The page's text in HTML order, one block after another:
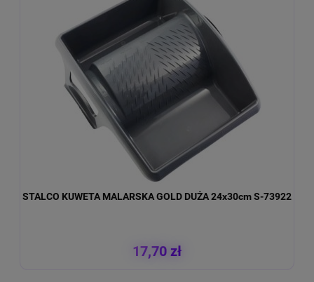
STALCO KUWETA MALARSKA GOLD DUŻA 24x30cm S-73922
17,70 zł